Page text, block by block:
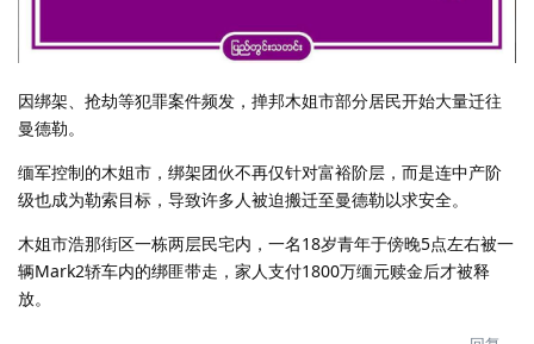
因绑架、抢劫等犯罪案件频发，掸邦木姐市部分居民开始大量迁往
曼德勒。
缅军控制的木姐市，绑架团伙不再仅针对富裕阶层，而是连中产阶
级也成为勒索目标，导致许多人被迫搬迁至曼德勒以求安全。
木姐市浩那街区一栋两层民宅内，一名18岁青年于傍晚5点左右被一
辆Mark2轿车内的绑匪带走，家人支付1800万缅元赎金后才被释
放。